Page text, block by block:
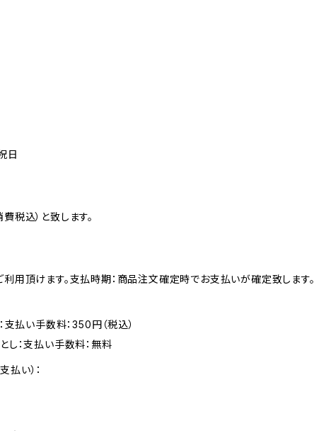
日
税込）と致します。
用頂けます。支払時期：商品注文確定時でお支払いが確定致します。
払い手数料：350円（税込）
し：支払い手数料：無料
い）：